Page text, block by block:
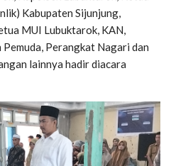
Kabupaten Sijunjung,
MUI Lubuktarok, KAN,
Pemuda, Perangkat Nagari dan
lainnya hadir diacara